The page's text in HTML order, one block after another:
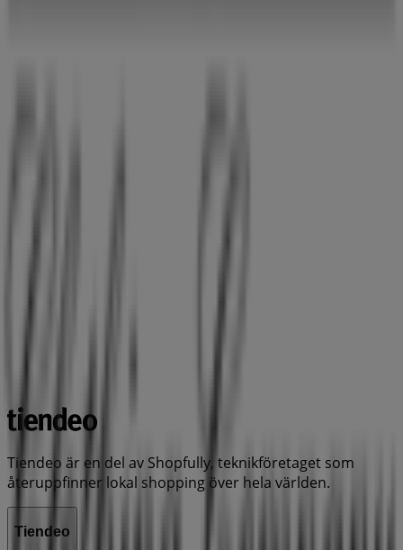
Tiendeo är en del av Shopfully, teknikföretaget som
återuppfinner lokal shopping över hela världen.
Tiendeo